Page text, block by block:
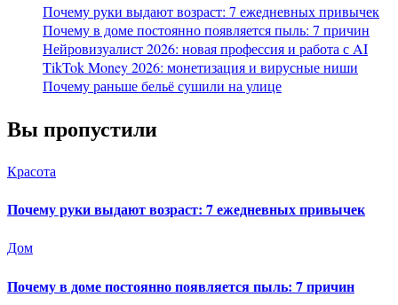
Почему руки выдают возраст: 7 ежедневных привычек
Почему в доме постоянно появляется пыль: 7 причин
Нейровизуалист 2026: новая профессия и работа с AI
TikTok Money 2026: монетизация и вирусные ниши
Почему раньше бельё сушили на улице
Вы пропустили
Красота
Почему руки выдают возраст: 7 ежедневных привычек
Дом
Почему в доме постоянно появляется пыль: 7 причин